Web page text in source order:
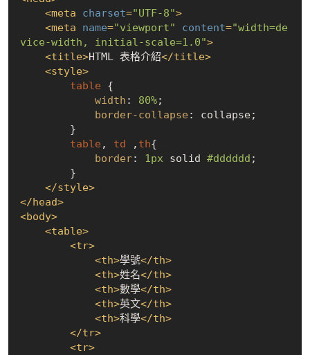
<meta charset="UTF-8">
<meta name="viewport" content="width=de
vice-width, initial-scale=1.0">
<title>HTML 表格介紹</title>
<style>
table {
width : 80%;
border-collapse : collapse;
table , td , th{
border: 1px solid #dddddd ;
</style>
</head>
<body>
<table>
<tr>
<th>學號</th>
<th>姓名</th>
<th>數學</th>
<th>英文</th>
<th>科學</th>
</tr>
<tr>